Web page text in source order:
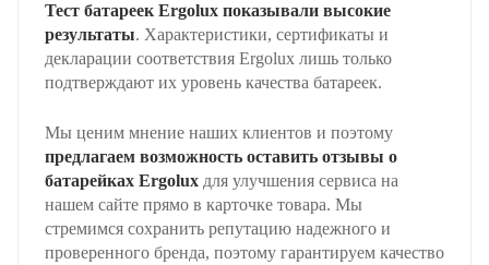
Тест батареек Ergolux показывали высокие
результаты. Характеристики, сертификаты и
декларации соответствия Ergolux лишь только
подтверждают их уровень качества батареек.
Мы ценим мнение наших клиентов и поэтому
предлагаем возможность оставить отзывы о
батарейках Ergoluxдля улучшения сервиса на
нашем сайте прямо в карточке товара. Мы
стремимся сохранить репутацию надежного и
проверенного бренда, поэтому гарантируем качество